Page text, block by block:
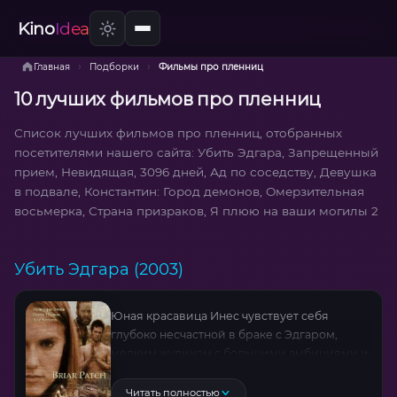
KinoIdea
Главная › Подборки › Фильмы про пленниц
10 лучших фильмов про пленниц
Список лучших фильмов про пленниц, отобранных
посетителями нашего сайта: Убить Эдгара, Запрещенный
прием, Невидящая, 3096 дней, Ад по соседству, Девушка
в подвале, Константин: Город демонов, Омерзительная
восьмерка, Страна призраков, Я плюю на ваши могилы 2
Убить Эдгара (2003)
Юная красавица Инес чувствует себя
глубоко несчастной в браке с Эдгаром,
напролет ей приходится выслушивать
Читать полностью